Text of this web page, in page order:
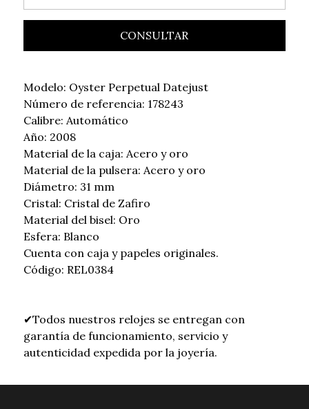
CONSULTAR
Modelo: Oyster Perpetual Datejust
Número de referencia: 178243
Calibre: Automático
Año: 2008
Material de la caja: Acero y oro
Material de la pulsera: Acero y oro
Diámetro: 31 mm
Cristal: Cristal de Zafiro
Material del bisel: Oro
Esfera: Blanco
Cuenta con caja y papeles originales.
Código: REL0384
✔Todos nuestros relojes se entregan con
garantía de funcionamiento, servicio y
autenticidad expedida por la joyería.